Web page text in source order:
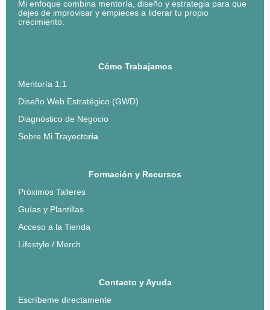
Mi enfoque combina mentoría, diseño y estrategia para que
dejes de improvisar y empieces a liderar tu propio
crecimiento.
Cómo Trabajamos
Mentoría 1:1
Diseño Web Estratégico (GWD)
Diagnóstico de Negocio
Sobre Mi Trayectoria
Formación y Recursos
Próximos Talleres
Guías y Plantillas
Acceso a la Tienda
Lifestyle / Merch
Contacto y Ayuda
Escríbeme directamente